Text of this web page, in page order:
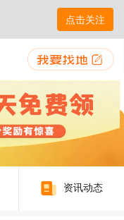
点击关注
资讯动态